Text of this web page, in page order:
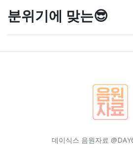
분위기에 맞는😎
데이식스 음원자료